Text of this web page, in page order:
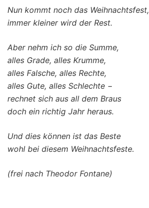
Nun kommt noch das Weihnachtsfest,
immer kleiner wird der Rest.
Aber nehm ich so die Summe,
alles Grade, alles Krumme,
alles Falsche, alles Rechte,
alles Gute, alles Schlechte −
rechnet sich aus all dem Braus
doch ein richtig Jahr heraus.
Und dies können ist das Beste
wohl bei diesem Weihnachtsfeste.
(frei nach Theodor Fontane)